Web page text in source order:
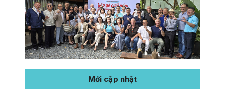
Mới cập nhật